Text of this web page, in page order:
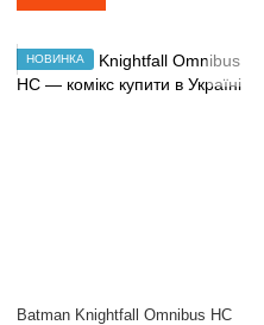
НОВИНКА
Batman Knightfall Omnibus HC